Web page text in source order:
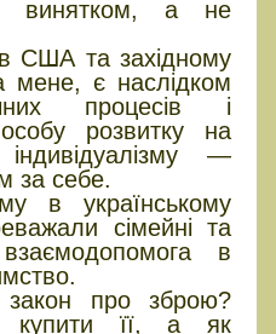
винятком, а не
США та західному
мене, є наслідком
процесів і
розвитку на
індивідуалізму —
за себе.
в українському
сімейні та
в
про зброю?
купити її, а як